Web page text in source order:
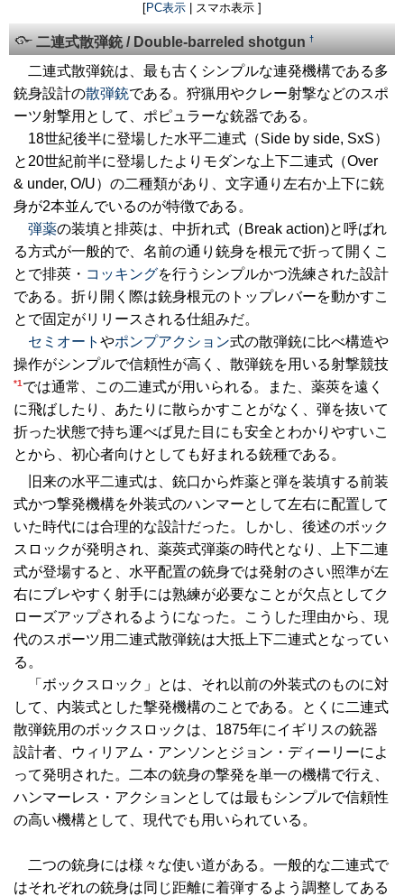
[PC表示 | スマホ表示 ]
二連式散弾銃 / Double-barreled shotgun†
二連式散弾銃は、最も古くシンプルな連発機構である多
銃身設計の散弾銃である。狩猟用やクレー射撃などのスポ
ーツ射撃用として、ポピュラーな銃器である。
18世紀後半に登場した水平二連式（Side by side, SxS）
と20世紀前半に登場したよりモダンな上下二連式（Over
& under, O/U）の二種類があり、文字通り左右か上下に銃
身が2本並んでいるのが特徴である。
弾薬の装填と排莢は、中折れ式（Break action)と呼ばれ
る方式が一般的で、名前の通り銃身を根元で折って開くこ
とで排莢・ コッキングを行うシンプルかつ洗練された設計
である。折り開く際は銃身根元のトップレバーを動かすこ
とで固定がリリースされる仕組みだ。
セミオート やポンプアクション式の散弾銃に比べ構造や
操作がシンプルで信頼性が高く、散弾銃を用いる射撃競技
*1 では通常、この二連式が用いられる。また、薬莢を遠く
に飛ばしたり、あたりに散らかすことがなく、弾を抜いて
折った状態で持ち運べば見た目にも安全とわかりやすいこ
とから、初心者向けとしても好まれる銃種である。
旧来の水平二連式は、銃口から炸薬と弾を装填する前装
式かつ撃発機構を外装式のハンマーとして左右に配置して
いた時代には合理的な設計だった。しかし、後述のボック
スロックが発明され、薬莢式弾薬の時代となり、上下二連
式が登場すると、水平配置の銃身では発射のさい照準が左
右にブレやすく射手には熟練が必要なことが欠点としてク
ローズアップされるようになった。こうした理由から、現
代のスポーツ用二連式散弾銃は大抵上下二連式となってい
る。
「ボックスロック」とは、それ以前の外装式のものに対
して、内装式とした撃発機構のことである。とくに二連式
散弾銃用のボックスロックは、1875年にイギリスの銃器
設計者、ウィリアム・アンソンとジョン・ディーリーによ
って発明された。二本の銃身の撃発を単一の機構で行え、
ハンマーレス・アクションとしては最もシンプルで信頼性
の高い機構として、現代でも用いられている。
二つの銃身には様々な使い道がある。一般的な二連式で
はそれぞれの銃身は同じ距離に着弾するよう調整してある